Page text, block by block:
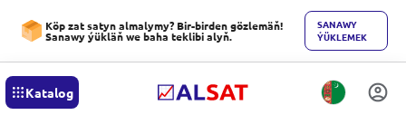
Köp zat satyn almalymy? Bir-birden gözlemäň!
Sanawy ýükläň we baha teklibi alyň.
SANAWY
ÝÜKLEMEK
Katalog